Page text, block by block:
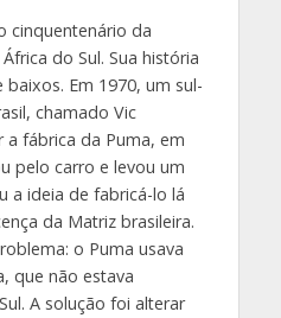
cinquentenário da
do Sul. Sua história
Em 1970, um sul-
chamado Vic
a fábrica da Puma, em
pelo carro e levou um
a ideia de fabricá-lo lá
da Matriz brasileira.
o Puma usava
que não estava
A solução foi alterar